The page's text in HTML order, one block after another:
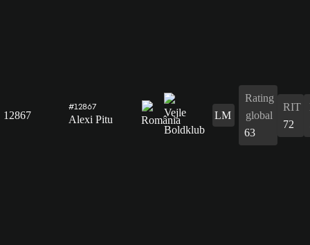
12867
#12867
Alexi Pitu LM
Rating
global
63
RIT
72